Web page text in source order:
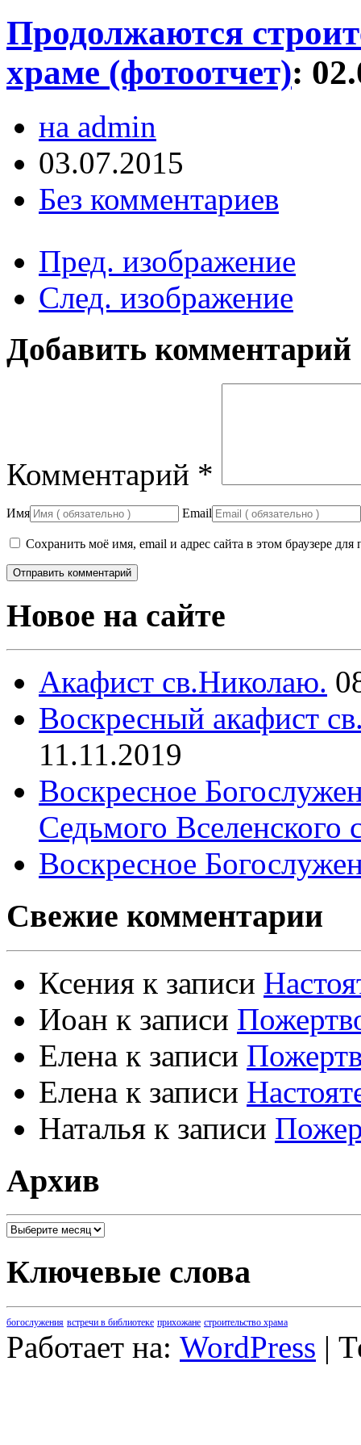
Продолжаются
храме (фотоотчет):
на admin
03.07.2015
Без комментариев
Пред. изображение
След. изображение
Добавить комментарий
Комментарий *
Имя Email
Сохранить моё имя, email и адрес сайта в этом браузере
Новое на сайте
Акафист св.Николаю.
Воскресный акафист
11.11.2019
Воскресное
Седьмого Вселенского
Воскресное
Свежие комментарии
Ксения к записи
Иоан к записи
Елена к записи
Елена к записи
Наталья к записи
Архив
Архив
Ключевые слова
богослужения встречи в библиотеке прихожане строительство храма
Работает на: WordPress |